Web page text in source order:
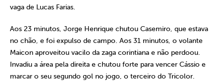
vaga de Lucas Farias.
Aos 23 minutos, Jorge Henrique chutou Casemiro, que estava
no chão, e foi expulso de campo. Aos 31 minutos, o volante
Maicon aproveitou vacilo da zaga corintiana e não perdoou.
Invadiu a área pela direita e chutou forte para vencer Cássio e
marcar o seu segundo gol no jogo, o terceiro do Tricolor.